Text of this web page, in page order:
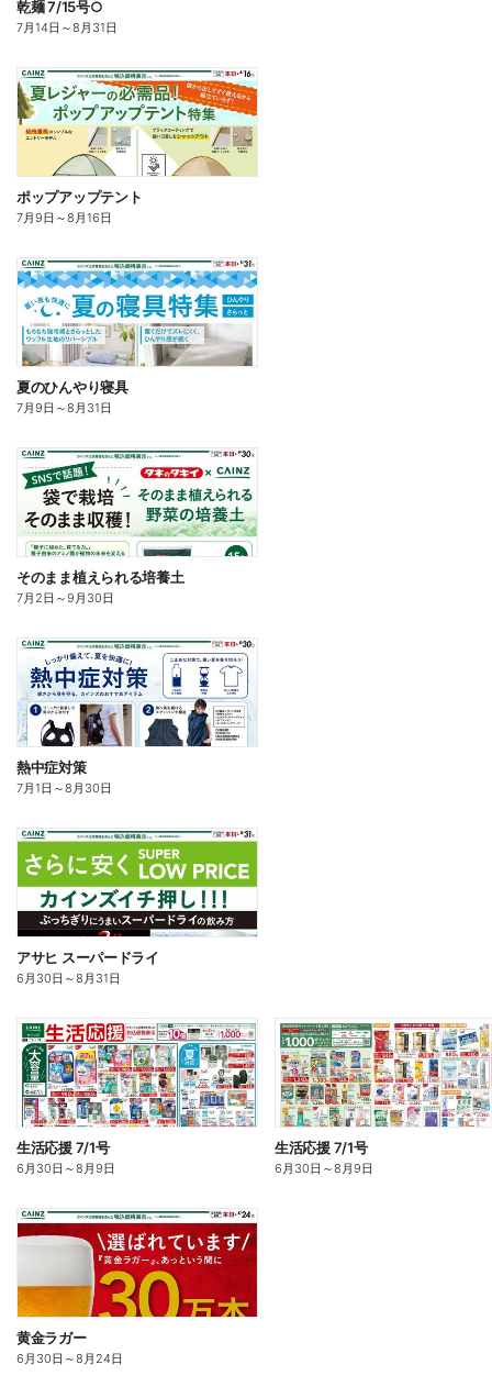
乾麺 7/15号○
7月14日 ～8月31日
ポップアップテント
7月9日 ～8月16日
夏のひんやり寝具
7月9日 ～8月31日
そのまま植えられる培養土
7月2日 ～9月30日
熱中症対策
7月1日 ～8月30日
アサヒ スーパードライ
6月30日 ～8月31日
生活応援 7/1号
6月30日 ～8月9日
生活応援 7/1号
6月30日 ～8月9日
黄金ラガー
6月30日 ～8月24日